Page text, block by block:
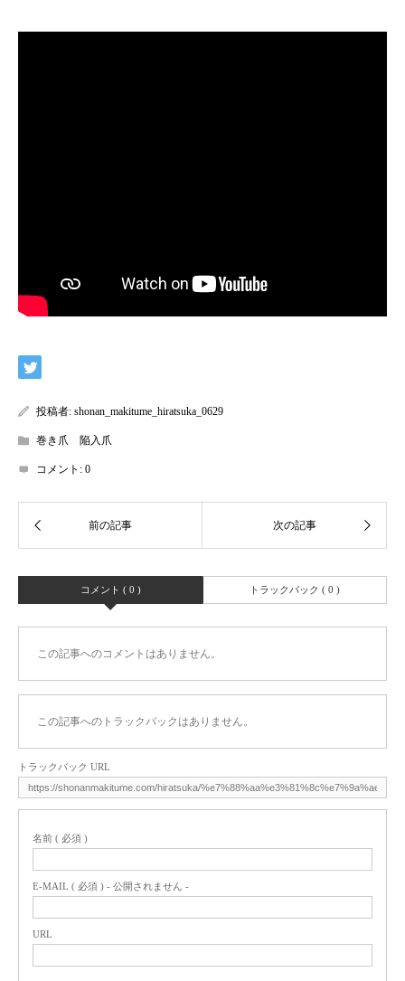
投稿者: shonan_makitume_hiratsuka_0629
巻き爪 陥入爪
コメント: 0
コメント ( 0 ) トラックバック ( 0 )
この記事へのコメントはありません。
この記事へのトラックバックはありません。
トラックバック URL
名前 ( 必須 )
E-MAIL ( 必須 ) - 公開されません -
URL